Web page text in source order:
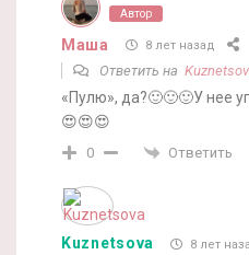
Автор
Маша 8 лет назад
Ответить на
«Пулю», да?🙂🙂🙂У нее
😍😍😍
0 Ответить
Kuznetsova 8 лет